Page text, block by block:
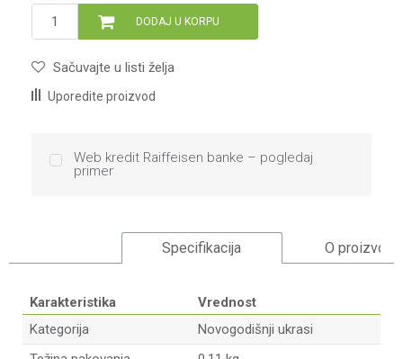
DODAJ U KORPU
Sačuvajte u listi želja
Uporedite proizvod
Web kredit Raiffeisen banke – pogledaj
primer
Specifikacija O proizvodu
Karakteristika
Vrednost
Kategorija
Novogodišnji ukrasi